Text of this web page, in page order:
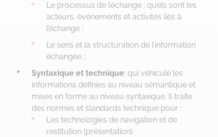
Le processus de l’échange : quels sont les
acteurs, événements et activités liés à
l’échange ;
Le sens et la structuration de l’information
échangée ;
Syntaxique et technique: qui véhicule les
informations définies au niveau sémantique et
mises en forme au niveau syntaxique. Il traite
des normes et standards technique pour :
Les technologies de navigation et de
restitution (présentation).